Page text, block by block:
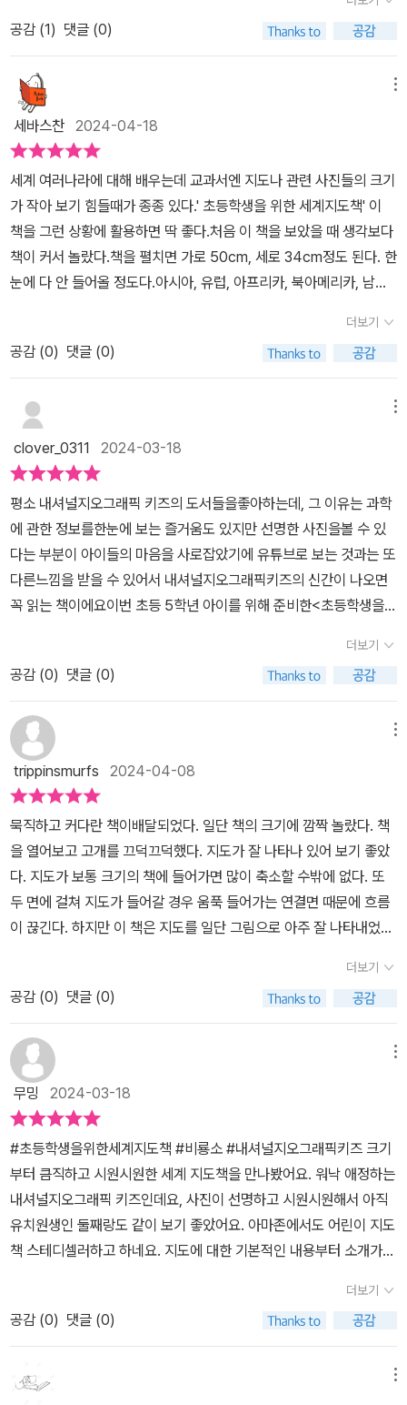
#초등학생을위한세계지도책 은 내셔널지오그래픽 자료를 이용하여
나온 최신판 책이다. 세계여러나라 지리에 대해 믿을만한 자료가 필
요할 때 딱 좋다. 인터넷자료은 찾기 쉬워 좋지만 객관성이 담보되지
못해서...그리고 이렇게 지도를 통해 배우면 세계여러나라의 위치파
악에도 도움이 되어 좋을것 같다. 판형도 큼직해서 교실에 두고 여러
아이들이 같이 읽으면서 이야기 나누기 좋다. 그리고 교사인 나도 이
책을 옆에 두고 세계여러나라 여행의 꿈을 꾸게 된다. ㅎㅎ
공감 (1) 댓글 (0)
세바스찬 2024-04-18
세계 여러나라에 대해 배우는데 교과서엔 지도나 관련 사진들의 크기
가 작아 보기 힘들때가 종종 있다.' 초등학생을 위한 세계지도책' 이
책을 그런 상황에 활용하면 딱 좋다.처음 이 책을 보았을 때 생각보다
책이 커서 놀랐다.책을 펼치면 가로 50cm, 세로 34cm정도 된다. 한
눈에 다 안 들어올 정도다.아시아, 유럽, 아프리카, 북아메리카, 남아
륙은 자연지도와 정치지도로 나누어 설명해준다. 대부분의 대륙은 자
연지도와 정치지도 각 1페이지 분량으로 구성되어 있고, 아시아는 대
한민국을, 북아메리카는 미국, 캐나다를 따로 더 추가해서 설명하고
있다.지도책 답게 엄청 큰 지도와 관련 사진들이 대부분의 비중을 차
를 이루긴 하지만 설명이 부족한 건 아니다. 핵심적인 내용들을 정리
하여 깔끔하게 배치해놓았다.커다란 지도와 관련 사진자료로 7대륙
과 그에 속한 자연환경과 인문환경을 쉽게 공부할 수 있는 책 '초등학
생을 위한 세계지도책'을 초등학생들에게 강추한다.
더보기
공감 (0) 댓글 (0)
clover_0311 2024-03-18
평소 내셔널지오그래픽 키즈의 도서들을좋아하는데, 그 이유는 과학
에 관한 정보를한눈에 보는 즐거움도 있지만 선명한 사진을볼 수 있
다는 부분이 아이들의 마음을 사로잡았기에 유튜브로 보는 것과는 또
다른느낌을 받을 수 있어서 내셔널지오그래픽키즈의 신간이 나오면
꼭 읽는 책이에요이번 초등 5학년 아이를 위해 준비한<초등학생을
년 사회에 도움이 될 책으로 지도와사진으로 보면서 사회를 익혀가는
책이에요사회는 본격적으로 5학년을 기점으로어려워지는데 사회 속
에 역사, 문화는 물론지리 등 다양한 부분들이 담겨 있어서초등 아이
들이 수학만큼 어려워하는 게사회라고 하기에 5학년인 우리 아이에
게이 책만큼은 꼭 읽혀야겠더라고요<초등학생을 위한 세계 지도책>
을접한 아이는 책 크기가 크다며 한 번 놀라고생생한 사진을 보고 한
번 더 놀랐는데요초등 5학년 사회를 보면서비교를 해보니 이 도서가
초등 아이들에게꼭 필요하겠구나~라는걸 느꼈어요5대양 6대주를
알아보는 걸 시작으로 지도의원리를 살펴보고 아시아부터 유럽을 지
나 남극 대륙까지 '땅, 사람, 나라'를 둘러볼 수 있죠가끔 지구는 둥근
데 왜 우리 눈에는 평평해 보일까?라는 호기심이 발동할 때가있는데,
그런 현상이 왜 보이는지책 속에서 설명을 해주기에 책을 읽어보면
아이들이 지구와 지도, 세계에 대해쉽게 이해를 할 수 있었어요<자연
지도>땅 / 물 / 기후 / 식물 / 동물<정치 지도>나라 / 도시 / 사람 / 언
면서 어떤대륙에서 어떤 종류의 식물이 자라고,대륙마다 환경에 적응
해 살아가는 토박이 동물들을 살펴볼 수 있어요뿐만 아니라 대륙을
이루고 있는 나라들을나타내는데 나라 이름들을 글씨로표현이 되어
있어서 각 나라의 위치와 나라이름도 알아볼 수 있었고 각 나라의 사
람들은어떻게 살고 있는지, 그 나라의 문화들까지다양하게 볼 수 있
더라고요초등학생 친구들이 알아야 할 세계 지리정보가 한 권에 담겨
있는 책으로 내셔널지오그래픽 키즈, 어린이 교양 전문가들이 협력하
여 만든 세계 지리책으로초등학생 아이들의 눈높이에 맞추어만들어
진 책이고 지도를 볼 때 꼭 알아야 할방위표, 축적, 기호 등 설명까지
가 가장 많은 5개의 나라와인구가 가장 많은 10개의 도시와 어느대
양이 넓은 순서인지, 각 번호를 지도에서찾아 위치를 알아볼 수 있는
'가장 높은 곳','가장 긴 곳', '가장 큰 곳'을 찾는 재미를느껴볼 수 있는
건 물론 어려웠던 단어들을용어 풀이를 보면서 단어를 배워볼 수있었
기에 아이에게 유익했던<초등학생을 위한 세계 지도책>소장 가치가
더보기
공감 (0) 댓글 (0)
trippinsmurfs 2024-04-08
묵직하고 커다란 책이배달되었다. 일단 책의 크기에 깜짝 놀랐다. 책
을 열어보고 고개를 끄덕끄덕했다. 지도가 잘 나타나 있어 보기 좋았
다. 지도가 보통 크기의 책에 들어가면 많이 축소할 수밖에 없다. 또
두 면에 걸쳐 지도가 들어갈 경우 움푹 들어가는 연결면 때문에 흐름
이 끊긴다. 하지만 이 책은 지도를 일단 그림으로 아주 잘 나타내었다.
래서 사진을 보고 나라를 탐색할 수 있다. 세계화 시대, 아니 이 단어
도 너무 옛스럽다. 이제는 다른 나라의 문화를 아는 것은 아주 자연스
러운 일이다. 이 책은 단지 지도 책이 아니라 다른 나라의 자연, 문화,
사회에 대해서도 생생한 사진을 통해 학습할 수 있게 해 주었다. 대륙
별로 나누어 나라 이름을 모두 알 수 있고 인구가 많은 나라, 넓은 순
서로 보는 대양 등 흥미로운 읽을 거리도 다양하다. 초등 저학년부터
고학년에 이르기까지 모두가 읽으면 좋을 책이다.
더보기
공감 (0) 댓글 (0)
무밍 2024-03-18
#초등학생을위한세계지도책 #비룡소 #내셔널지오그래픽키즈 크기
부터 큼직하고 시원시원한 세계 지도책을 만나봤어요. 워낙 애정하는
내셔널지오그래픽 키즈인데요, 사진이 선명하고 시원시원해서 아직
유치원생인 둘째랑도 같이 보기 좋았어요. 아마존에서도 어린이 지도
책 스테디셀러하고 하네요. 지도에 대한 기본적인 내용부터 소개가
점이 가장 인상적이었어요. 🌎 자연 지도를 통해서 땅, 물, 기후, 식
물, 동물 등 대륙별 지형과 동식물을 배우고🌏 정치 지도를 통해서 나
라, 도시, 사람, 언어등 대륙별 나라와 문화에 대해서 배울 수 있어요.
막연하게 세계지도라고 하면 국경이 그려진 지도만 떠올랐는데, 자연
더보기
공감 (0) 댓글 (0)